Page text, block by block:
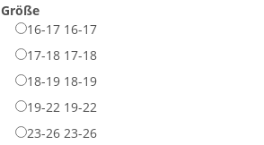
Größe
16-17 16-17
17-18 17-18
18-19 18-19
19-22 19-22
23-26 23-26